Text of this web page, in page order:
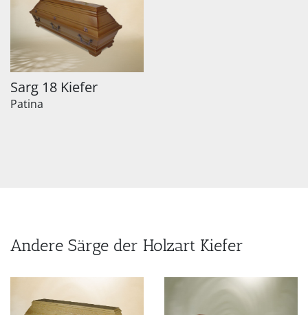
Sarg 18 Kiefer
Patina
Andere Särge der Holzart Kiefer